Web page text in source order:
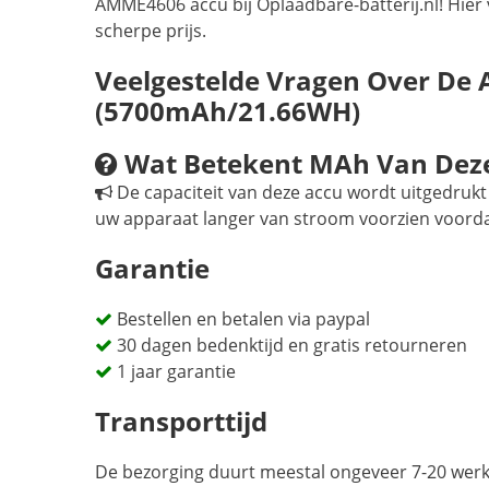
scherpe prijs.
Veelgestelde Vragen Over De
(5700mAh/21.66WH)
Wat Betekent MAh Van
De capaciteit van deze accu wordt
uw apparaat langer van stroom voorzien
Garantie
Bestellen en betalen via paypal
30 dagen bedenktijd en gratis retourneren
1 jaar garantie
Transporttijd
De bezorging duurt meestal ongeveer 7-20